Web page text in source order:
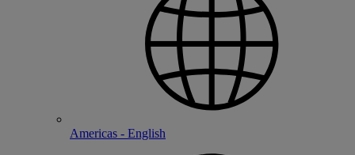
Americas - English